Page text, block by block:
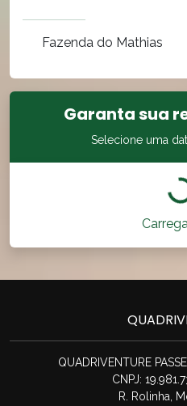
Fazenda do Mathias
Garanta sua
Selecione uma
QUADRIVENTURE
CNPJ:
R. Rolinha,